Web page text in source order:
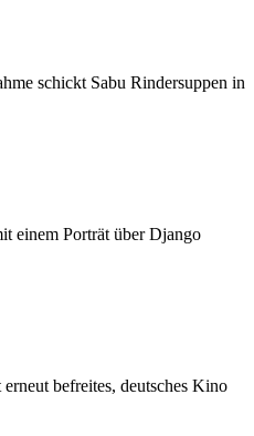
schickt Sabu Rindersuppen in
einem Porträt über Django
befreites, deutsches Kino